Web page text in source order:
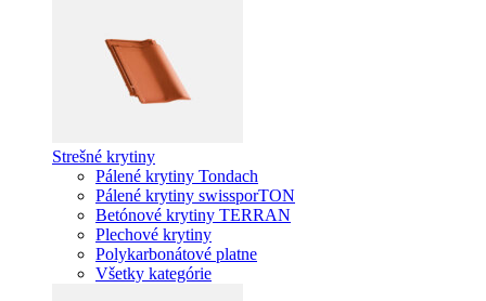
Strešné krytiny
Pálené krytiny Tondach
Pálené krytiny swissporTON
Betónové krytiny TERRAN
Plechové krytiny
Polykarbonátové platne
Všetky kategórie